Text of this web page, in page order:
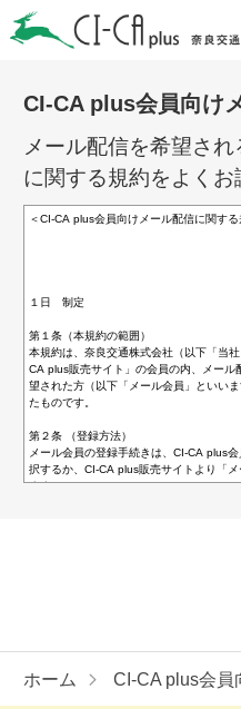
CI-CA plus会員向け
メール配信を希望さ
に関する規約をよくお
ホーム CI-CA plus会員